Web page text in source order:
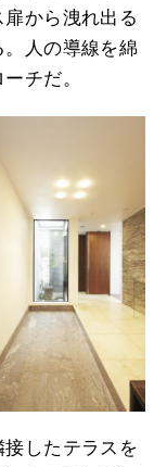
から洩れ出る
人の導線を綿
チだ。
したテラスを